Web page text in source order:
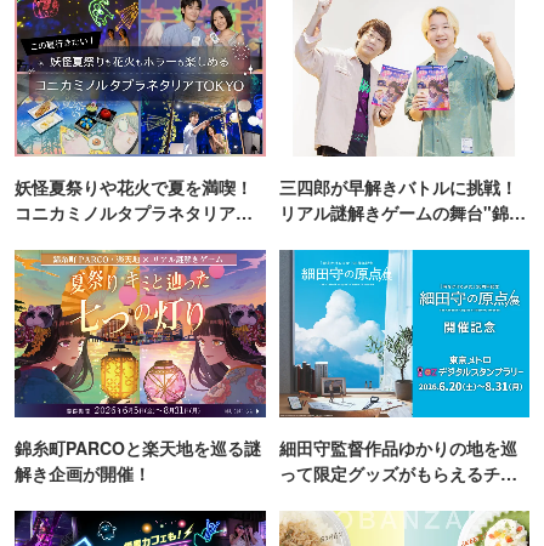
妖怪夏祭りや花火で夏を満喫！
コニカミノルタプラネタリア
三四郎が早解きバトルに挑戦！
リアル謎解きゲームの舞台"錦糸
錦糸町PARCOと楽天地を巡る謎
解き企画が開催！
細田守監督作品ゆかりの地を巡
って限定グッズがもらえるチャ